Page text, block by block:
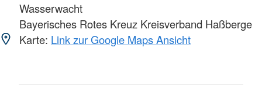
Wasserwacht
Bayerisches Rotes Kreuz Kreisverband Haßberge
Karte: Link zur Google Maps Ansicht